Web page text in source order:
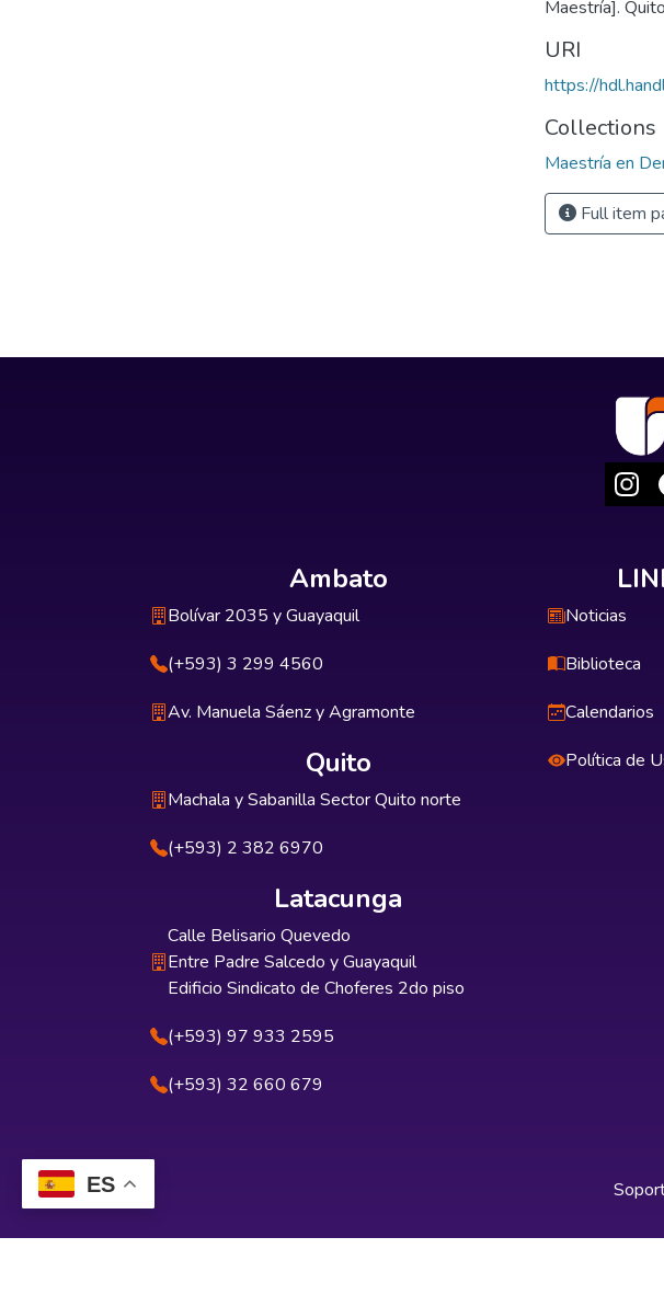
ES
Maestría].
URI
https://
Collections
Maestría en
Full item
Ambato
Bolívar 2035 y Guayaquil
(+593) 3 299 4560
Av. Manuela Sáenz y Agramonte
Quito
Machala y Sabanilla Sector Quito norte
(+593) 2 382 6970
Latacunga
Calle Belisario Quevedo
Entre Padre Salcedo y Guayaquil
Edificio Sindicato de Choferes 2do piso
(+593) 97 933 2595
(+593) 32 660 679
Noticias
Biblioteca
Calendarios
Política de